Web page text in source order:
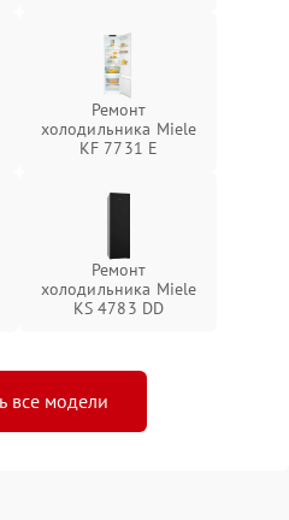
Ремонт
холодильника Miele
KF 7731 E
Ремонт
холодильника Miele
KS 4783 DD
все модели